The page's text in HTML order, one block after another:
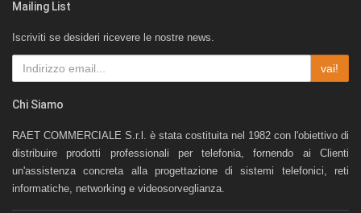
Mailing List
Iscriviti se desideri ricevere le nostre news.
vai!
Chi Siamo
RAET COMMERCIALE S.r.l. è stata costituita nel 1982 con l'obiettivo di
distribuire prodotti professionali per telefonia, fornendo ai Clienti
un'assistenza concreta alla progettazione di sistemi telefonici, reti
informatiche, networking e videosorveglianza.